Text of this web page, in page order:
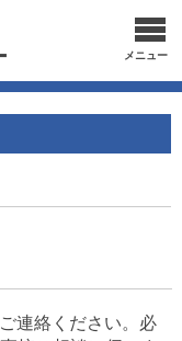
メニュー
ご連絡ください。必